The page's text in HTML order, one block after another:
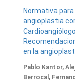
Normativa
angioplastia
en la
Pablo Kantor,
Berrocal,